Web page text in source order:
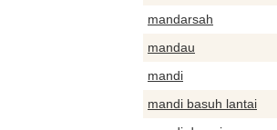
mandarsah
mandau
mandi
mandi basuh lantai